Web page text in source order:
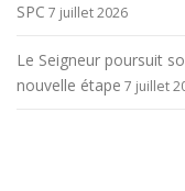
SPC 7 juillet 2026
Le Seigneur poursuit
nouvelle étape 7 juillet